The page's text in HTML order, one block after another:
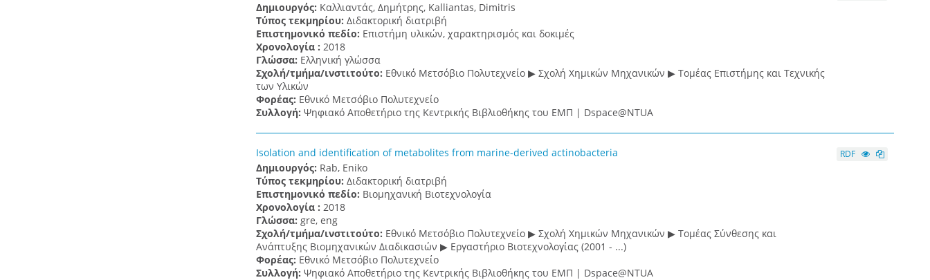
Δημιουργός: Καλλιαντάς, Δημήτρης, Kalliantas, Dimitris
Τύπος τεκμηρίου: Διδακτορική διατριβή
Επιστημονικό πεδίο: Επιστήμη υλικών, χαρακτηρισμός και δοκιμές
Χρονολογία : 2018
Γλώσσα: Ελληνική γλώσσα
Σχολή/τμήμα/ινστιτούτο: Εθνικό Μετσόβιο Πολυτεχνείο ▶ Σχολή Χημικών Μηχανικών ▶ Τομέας Επιστήμης και Τεχνικής
των Υλικών
Φορέας: Εθνικό Μετσόβιο Πολυτεχνείο
Συλλογή: Ψηφιακό Αποθετήριο της Κεντρικής Βιβλιοθήκης του ΕΜΠ | Dspace@NTUA
Isolation and identification of metabolites from marine-derived actinobacteria
Δημιουργός: Rab, Eniko
Τύπος τεκμηρίου: Διδακτορική διατριβή
Επιστημονικό πεδίο: Βιομηχανική Βιοτεχνολογία
Χρονολογία : 2018
Γλώσσα: gre, eng
Σχολή/τμήμα/ινστιτούτο: Εθνικό Μετσόβιο Πολυτεχνείο ▶ Σχολή Χημικών Μηχανικών ▶ Τομέας Σύνθεσης και
Ανάπτυξης Βιομηχανικών Διαδικασιών ▶ Εργαστήριο Βιοτεχνολογίας (2001 - ...)
Φορέας: Εθνικό Μετσόβιο Πολυτεχνείο
Συλλογή: Ψηφιακό Αποθετήριο της Κεντρικής Βιβλιοθήκης του ΕΜΠ | Dspace@NTUA
RDF